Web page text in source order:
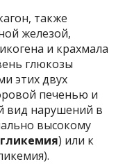
также
железой,
и крахмала
глюкозы
этих двух
печенью и
вид нарушений в
высокому
) или к